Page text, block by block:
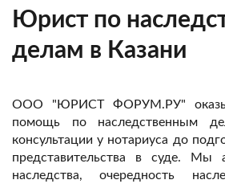
Юрист по
делам в Казани
ООО "ЮРИСТ ФОРУМ.РУ"
помощь по наследственным
консультации у нотариуса до
представительства в суде. Мы
наследства, очередность